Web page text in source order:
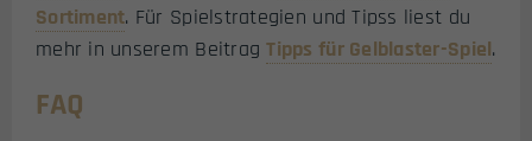
Sortiment. Für Spielstrategien und Tipss liest du
mehr in unserem BeitragTipps für Gelblaster-Spiel.
FAQ